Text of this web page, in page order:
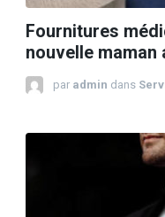
Fournitures
nouvelle maman
par admin dans